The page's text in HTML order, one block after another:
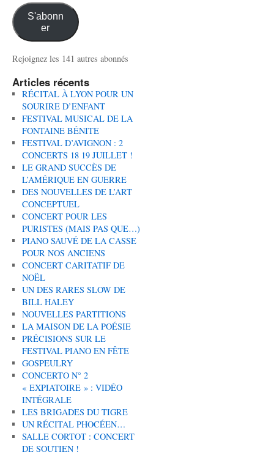
S'abonn
er
Rejoignez les 141 autres abonnés
Articles récents
RÉCITAL À LYON POUR UN
SOURIRE D’ENFANT
FESTIVAL MUSICAL DE LA
FONTAINE BÉNITE
FESTIVAL D’AVIGNON : 2
CONCERTS 18 19 JUILLET !
LE GRAND SUCCÈS DE
L’AMÉRIQUE EN GUERRE
DES NOUVELLES DE L’ART
CONCEPTUEL
CONCERT POUR LES
PURISTES (MAIS PAS QUE…)
PIANO SAUVÉ DE LA CASSE
POUR NOS ANCIENS
CONCERT CARITATIF DE
NOËL
UN DES RARES SLOW DE
BILL HALEY
NOUVELLES PARTITIONS
LA MAISON DE LA POÉSIE
PRÉCISIONS SUR LE
FESTIVAL PIANO EN FÊTE
GOSPEULRY
CONCERTO N° 2
« EXPIATOIRE » : VIDÉO
INTÉGRALE
LES BRIGADES DU TIGRE
UN RÉCITAL PHOCÉEN…
SALLE CORTOT : CONCERT
DE SOUTIEN !